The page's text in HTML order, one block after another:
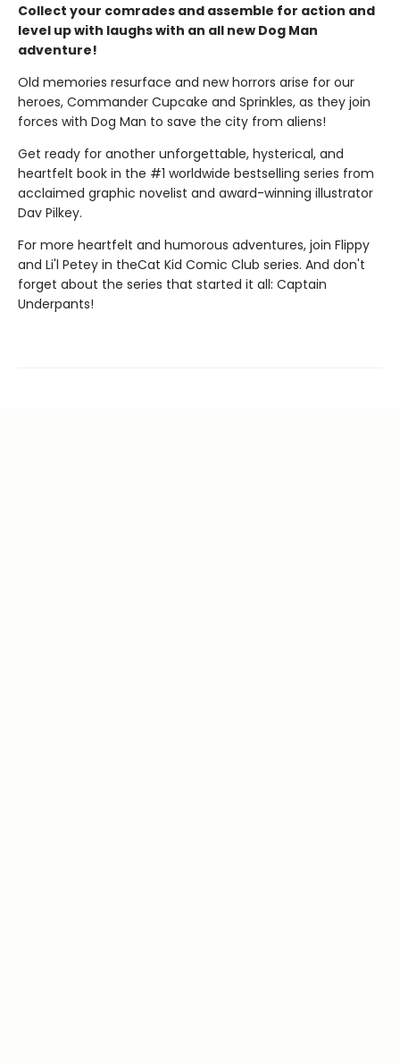
Collect your comrades and assemble for action and
level up with laughs with an all new Dog Man
adventure!
Old memories resurface and new horrors arise for our
heroes, Commander Cupcake and Sprinkles, as they join
forces with Dog Man to save the city from aliens!
Get ready for another unforgettable, hysterical, and
heartfelt book in the #1 worldwide bestselling series from
acclaimed graphic novelist and award-winning illustrator
Dav Pilkey.
For more heartfelt and humorous adventures, join Flippy
and Li'l Petey in theCat Kid Comic Club series. And don't
forget about the series that started it all: Captain
Underpants!